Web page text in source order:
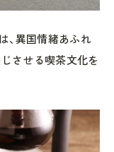
、異国情緒あふれ
させる喫茶文化を